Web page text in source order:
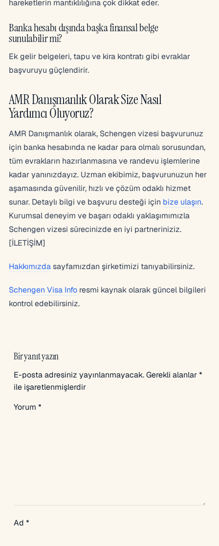
hareketlerin mantıklılığına çok dikkat eder.
Banka hesabı dışında başka finansal belge
sunulabilir mi?
Ek gelir belgeleri, tapu ve kira kontratı gibi evraklar
başvuruyu güçlendirir.
AMR Danışmanlık Olarak Size Nasıl
Yardımcı Oluyoruz?
AMR Danışmanlık olarak, Schengen vizesi başvurunuz
için banka hesabında ne kadar para olmalı sorusundan,
tüm evrakların hazırlanmasına ve randevu işlemlerine
kadar yanınızdayız. Uzman ekibimiz, başvurunuzun her
aşamasında güvenilir, hızlı ve çözüm odaklı hizmet
sunar. Detaylı bilgi ve başvuru desteği için bize ulaşın.
Kurumsal deneyim ve başarı odaklı yaklaşımımızla
Schengen vizesi sürecinizde en iyi partneriniziz.
[İLETİŞİM]
Hakkımızdasayfamızdan şirketimizi tanıyabilirsiniz.
Schengen Visa Info resmi kaynak olarak güncel bilgileri
kontrol edebilirsiniz.
Bir yanıt yazın
E-posta adresiniz yayınlanmayacak.Gerekli alanlar*
ile işaretlenmişlerdir
Yorum *
Ad *